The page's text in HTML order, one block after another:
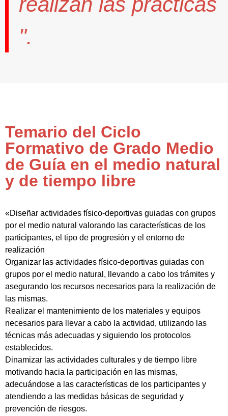
".
Temario del Ciclo
Formativo de Grado Medio
de Guía en el medio natural
y de tiempo libre
«Diseñar actividades físico-deportivas guiadas con grupos
por el medio natural valorando las características de los
participantes, el tipo de progresión y el entorno de
realización
Organizar las actividades físico-deportivas guiadas con
grupos por el medio natural, llevando a cabo los trámites y
asegurando los recursos necesarios para la realización de
las mismas.
Realizar el mantenimiento de los materiales y equipos
necesarios para llevar a cabo la actividad, utilizando las
técnicas más adecuadas y siguiendo los protocolos
establecidos.
Dinamizar las actividades culturales y de tiempo libre
motivando hacia la participación en las mismas,
adecuándose a las características de los participantes y
atendiendo a las medidas básicas de seguridad y
prevención de riesgos.